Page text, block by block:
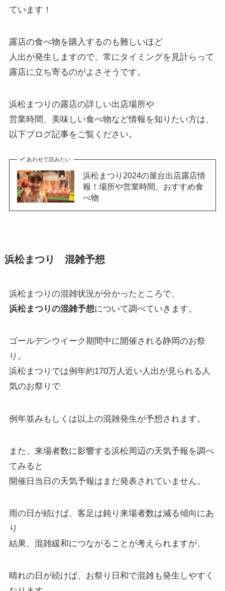
ています！
露店の食べ物を購入するのも難しいほど
人出が発生しますので、常にタイミングを見計らって
露店に立ち寄るのがよさそうです。
浜松まつりの露店の詳しい出店場所や
営業時間、美味しい食べ物など情報を知りたい方は、
以下ブログ記事をご覧ください。
あわせて読みたい
浜松まつり2024の屋台出店露店情
報！場所や営業時間、おすすめ食
べ物
浜松まつり 混雑予想
浜松まつりの混雑状況が分かったところで、
浜松まつりの混雑予想について調べていきます。
ゴールデンウイーク期間中に開催される静岡のお祭
り。
浜松まつりでは例年約170万人近い人出が見られる人
気のお祭りで
例年並みもしくは以上の混雑発生が予想されます。
また、来場者数に影響する浜松周辺の天気予報を調べ
てみると
開催日当日の天気予報はまだ発表されていません。
雨の日が続けば、客足は鈍り来場者数は減る傾向にあ
り
結果、混雑緩和につながることが考えられますが、
晴れの日が続けば、お祭り日和で混雑も発生しやすく